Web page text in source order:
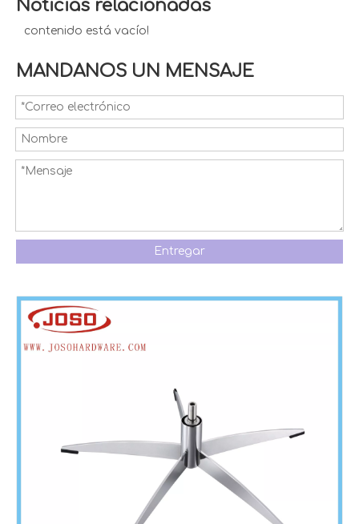
Noticias relacionadas
contenido está vacío!
MANDANOS UN MENSAJE
Entregar